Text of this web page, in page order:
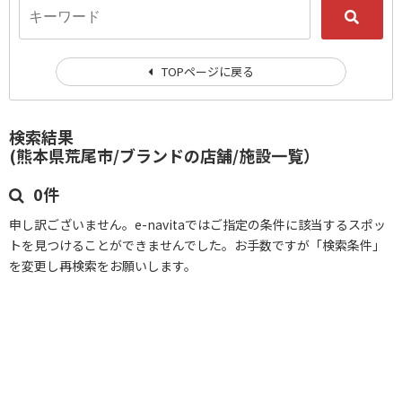
検索結果
(熊本県荒尾市/ブランドの店舗/施設一覧）
0件
申し訳ございません。e-navitaではご指定の条件に該当するスポッ
トを見つけることができませんでした。お手数ですが「検索条件」
を変更し再検索をお願いします。
TOPページに戻る